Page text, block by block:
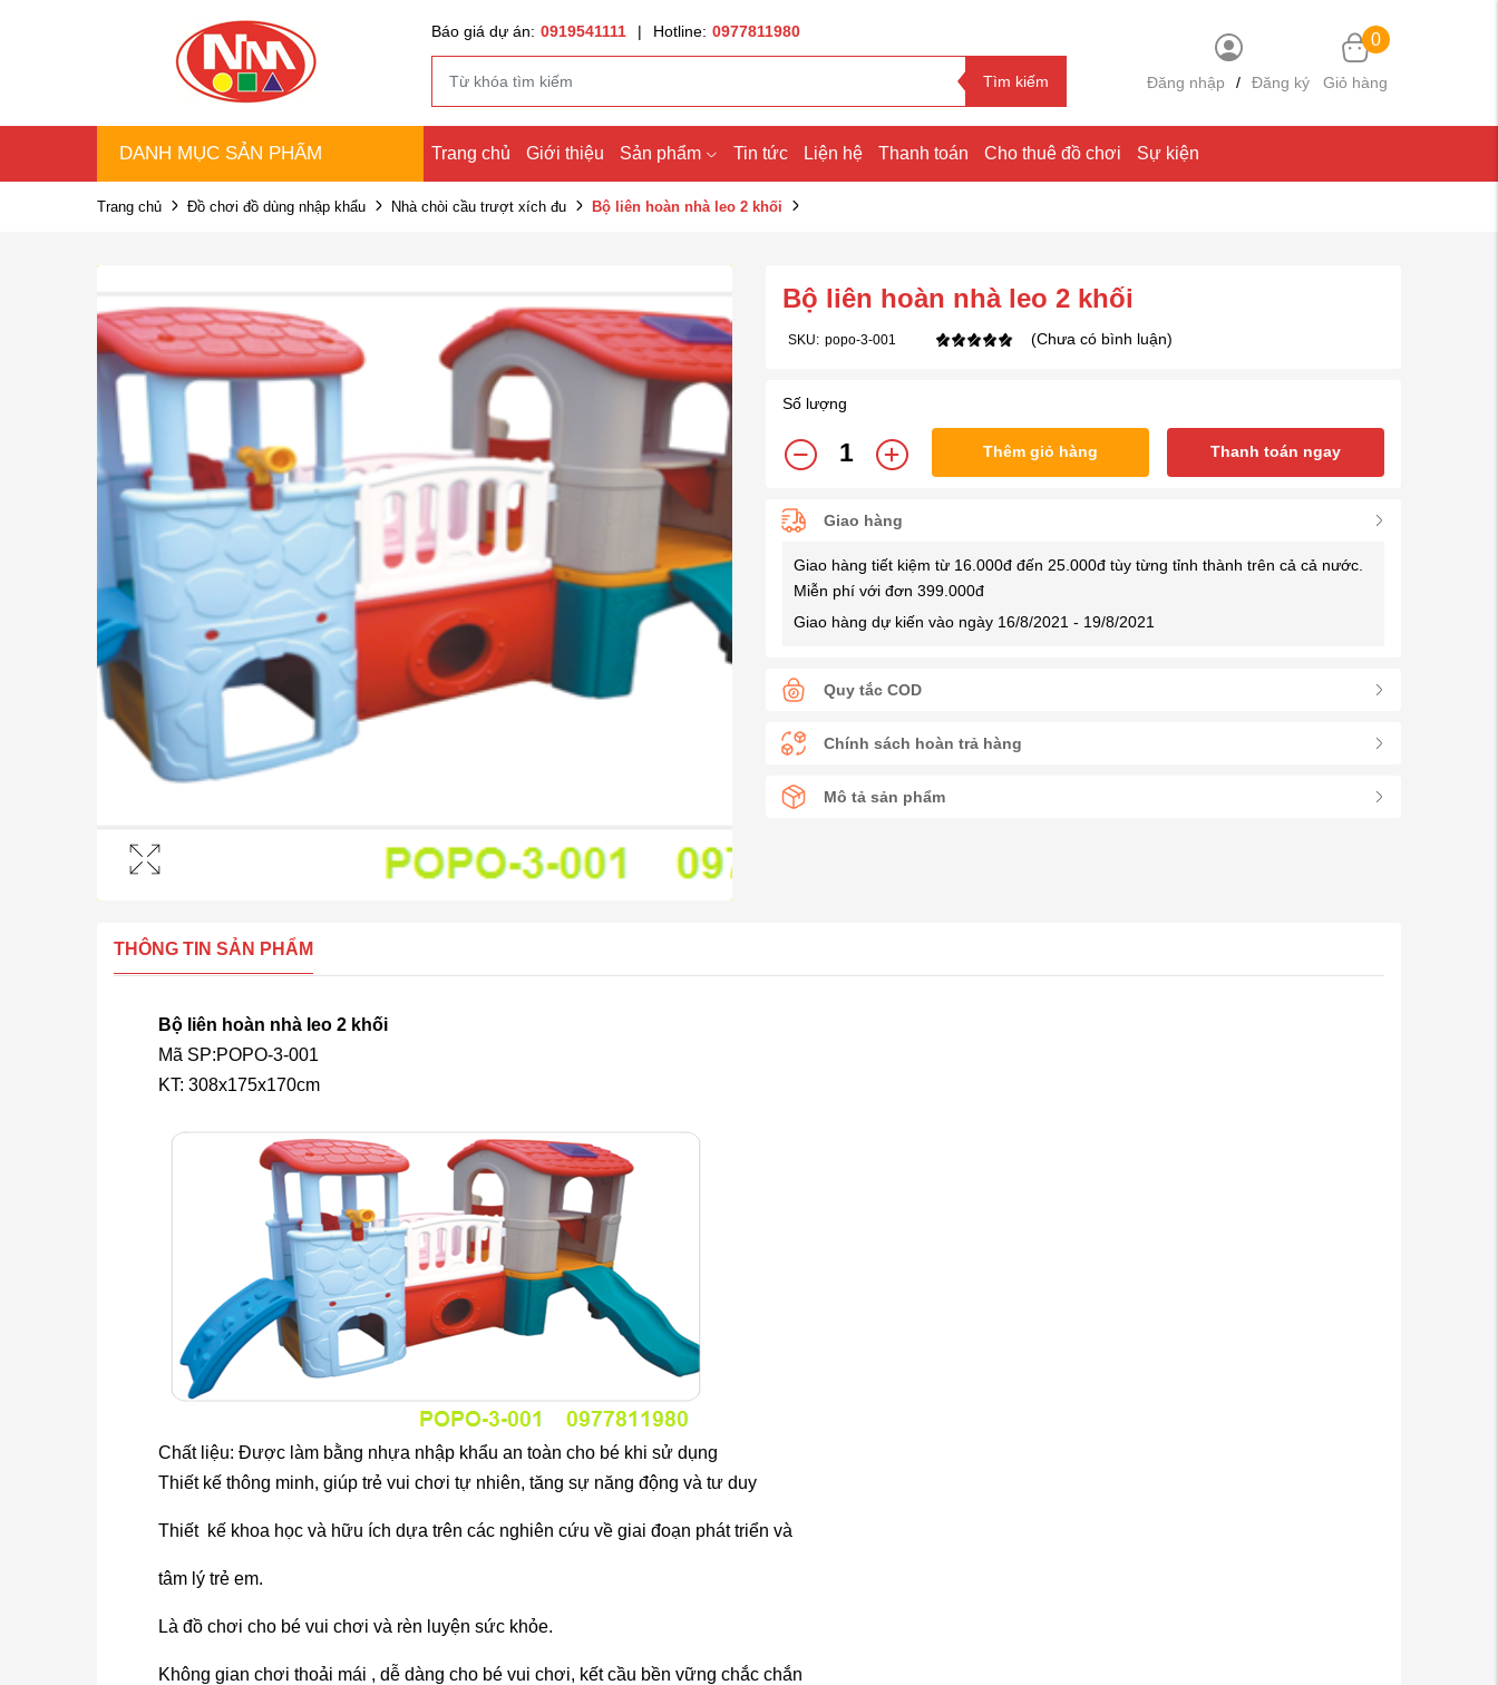
Báo giá dự án: 0919541111 | Hotline: 0977811980
Tìm kiếm Đăng nhập / Đăng ký
0
Giỏ hàng
DANH MỤC SẢN PHẨM Trang chủ Giới thiệu Sản phẩm Tin tức Liện hệ Thanh toán Cho thuê đồ chơi Sự kiện
Trang chủ Đồ chơi đồ dùng nhập khẩu Nhà chòi cầu trượt xích đu Bộ liên hoàn nhà leo 2 khối
Bộ liên hoàn nhà leo 2 khối
SKU: popo-3-001 (Chưa có bình luận)
Số lượng
Thêm giỏ hàng Thanh toán ngay
Giao hàng
Giao hàng tiết kiệm từ 16.000đ đến 25.000đ tùy từng tỉnh thành trên cả cả nước.
Miễn phí với đơn 399.000đ
Giao hàng dự kiến vào ngày 16/8/2021 - 19/8/2021
Quy tắc COD
Chính sách hoàn trả hàng
Mô tả sản phẩm
THÔNG TIN SẢN PHẨM
Bộ liên hoàn nhà leo 2 khối
Mã SP:POPO-3-001
KT: 308x175x170cm
Chất liệu: Được làm bằng nhựa nhập khẩu an toàn cho bé khi sử dụng
Thiết kế thông minh, giúp trẻ vui chơi tự nhiên, tăng sự năng động và tư duy
Thiết kế khoa học và hữu ích dựa trên các nghiên cứu về giai đoạn phát triển và
tâm lý trẻ em.
Là đồ chơi cho bé vui chơi và rèn luyện sức khỏe.
Không gian chơi thoải mái , dễ dàng cho bé vui chơi, kết cầu bền vững chắc chắn